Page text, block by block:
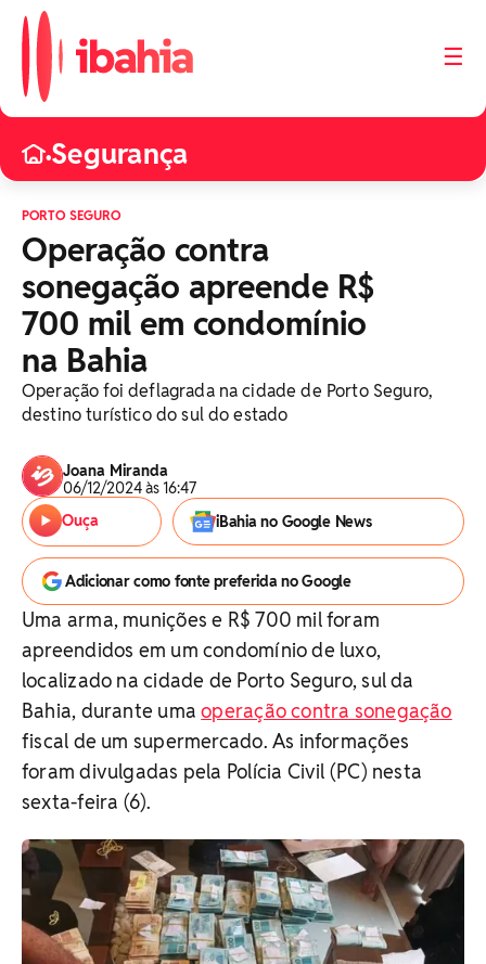
☰
•Segurança
PORTO SEGURO
Operação contra
sonegação apreende R$
700 mil em condomínio
na Bahia
Operação foi deflagrada na cidade de Porto Seguro,
destino turístico do sul do estado
Joana Miranda
06/12/2024 às 16:47
Ouça
iBahia no Google News
Adicionar como fonte preferida no Google
Uma arma, munições e R$ 700 mil foram
apreendidos em um condomínio de luxo,
localizado na cidade de Porto Seguro, sul da
Bahia, durante umaoperação contra sonegação
fiscal de um supermercado. As informações
foram divulgadas pela Polícia Civil (PC) nesta
sexta-feira (6).